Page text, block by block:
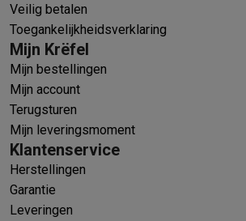
Veilig betalen
Toegankelijkheidsverklaring
Mijn Krëfel
Mijn bestellingen
Mijn account
Terugsturen
Mijn leveringsmoment
Klantenservice
Herstellingen
Garantie
Leveringen